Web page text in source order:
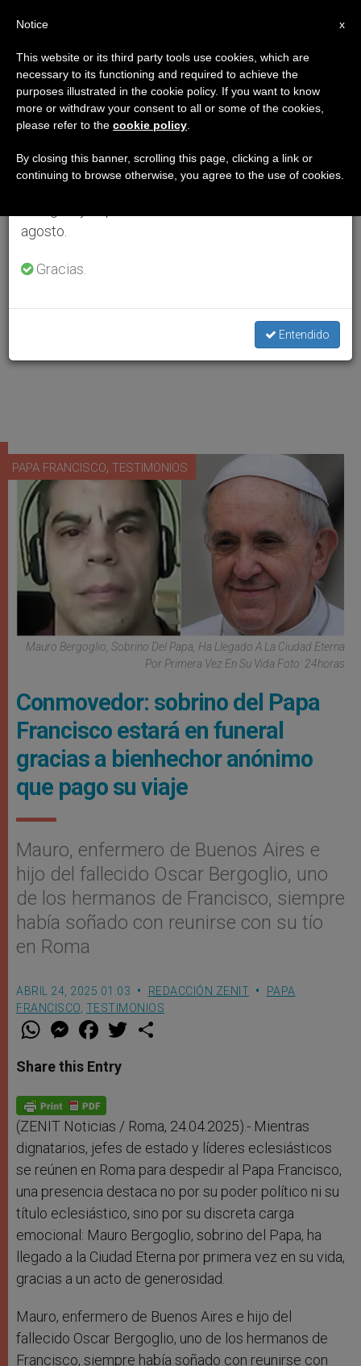
PAPA FRANCISCO, TESTIMONIOS
Mauro Bergoglio, Sobrino Del Papa, Ha Llegado A La Ciudad Eterna
Por Primera Vez En Su Vida Foto: 24horas
Conmovedor: sobrino del Papa
Francisco estará en funeral
gracias a bienhechor anónimo
que pago su viaje
Mauro, enfermero de Buenos Aires e
hijo del fallecido Oscar Bergoglio, uno
de los hermanos de Francisco, siempre
había soñado con reunirse con su tío
en Roma
ABRIL 24, 2025 01:03 REDACCIÓN ZENIT
PAPA
FRANCISCO TESTIMONIOS
W
t
s
p
p
M
e
s
e
g
e
r
F
a
e
b
o
k
w
Share this Entry
(ZENIT Noticias / Roma, 24.04.2025).- Mientras
dignatarios, jefes de estado y líderes eclesiásticos
se reúnen en Roma para despedir al Papa Francisco,
una presencia destaca no por su poder político ni su
título eclesiástico, sino por su discreta carga
emocional: Mauro Bergoglio, sobrino del Papa, ha
llegado a la Ciudad Eterna por primera vez en su vida,
gracias a un acto de generosidad.
Mauro, enfermero de Buenos Aires e hijo del
fallecido Oscar Bergoglio, uno de los hermanos de
Francisco, siempre había soñado con reunirse con
×
Aviso importante
Del 27 de julio al 7 de agosto haremos la pausa
anual, aprovechando que en el periodo de verano
se generan menos informaciones y también el
agosto.
Gracias.
Entendido
x
Notice
This website or its third party tools use cookies, which are
necessary to its functioning and required to achieve the
purposes illustrated in the cookie policy. If you want to know
more or withdraw your consent to all or some of the cookies,
please refer to the cookie policy
By closing this banner, scrolling this page, clicking a link or
continuing to browse otherwise, you agree to the use of cookies.